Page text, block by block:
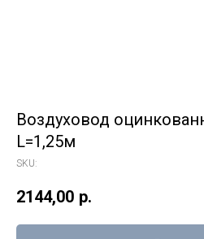
Воздуховод
L=1,25м
SKU:
2144,00 р.